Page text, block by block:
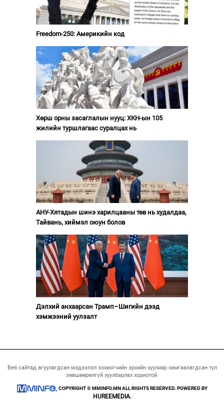
Freedom-250: Америкийн код
Хөрш орны засаглалын нууц: ХКН-ын 105
жилийн туршлагаас суралцах нь
АНУ-Хятадын шинэ харилцааны төв нь худалдаа,
Тайвань, хиймэл оюун болов
Дэлхий анхаарсан Трамп–Шигийн дээд
хэмжээний уулзалт
Веб сайтад агуулагдсан мэдээлэл зохиогчийн эрхийн хуулиар хамгаалагдсан тул
зөвшөөрөлгүй хуулбарлах хориотой.
COPYRIGHT © MMINFO.MN ALL RIGHTS RESERVED. POWERED BY
HUREEMEDIA.